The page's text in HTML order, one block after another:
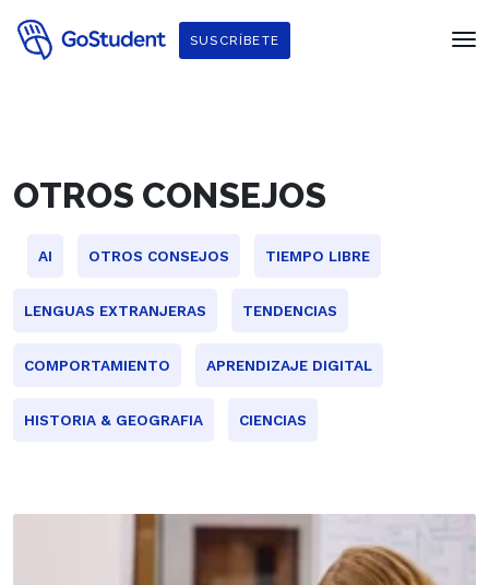
SUSCRÍBETE
OTROS CONSEJOS
AI OTROS CONSEJOS TIEMPO LIBRE
LENGUAS EXTRANJERAS TENDENCIAS
COMPORTAMIENTO APRENDIZAJE DIGITAL
HISTORIA & GEOGRAFIA CIENCIAS